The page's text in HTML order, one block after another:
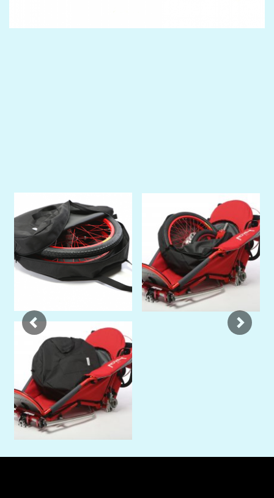
Previous Next